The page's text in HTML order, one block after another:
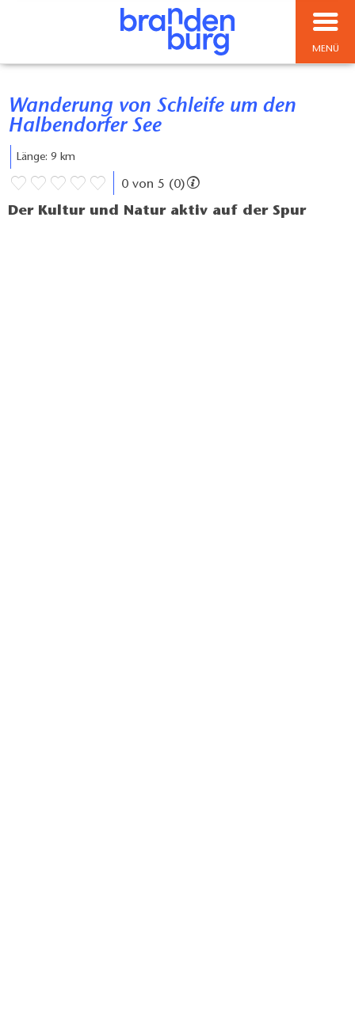
MENÜ
Wanderung von Schleife um den
Halbendorfer See
Länge: 9 km
0 von 5 (0)
Der Kultur und Natur aktiv auf der Spur